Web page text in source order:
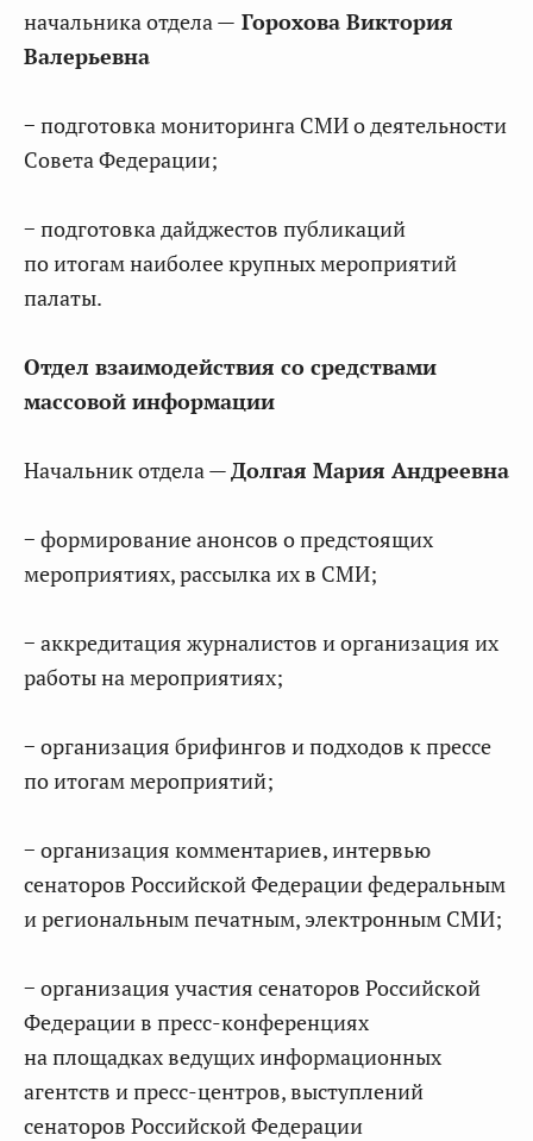
начальника отдела — Горохова Виктория
Валерьевна
− подготовка мониторинга СМИ о деятельности
Совета Федерации;
− подготовка дайджестов публикаций
по итогам наиболее крупных мероприятий
палаты.
Отдел взаимодействия со средствами
массовой информации
Начальник отдела —Долгая Мария Андреевна
− формирование анонсов о предстоящих
мероприятиях, рассылка их в СМИ;
− аккредитация журналистов и организация их
работы на мероприятиях;
− организация брифингов и подходов к прессе
по итогам мероприятий;
− организация комментариев, интервью
сенаторов Российской Федерации федеральным
и региональным печатным, электронным СМИ;
− организация участия сенаторов Российской
Федерации в пресс-конференциях
на площадках ведущих информационных
агентств и пресс-центров, выступлений
сенаторов Российской Федерации